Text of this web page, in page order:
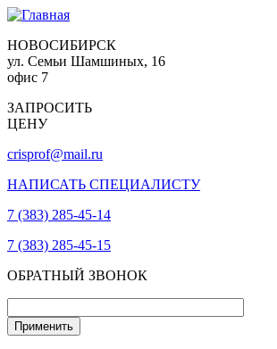
НОВОСИБИРСК
ул. Семьи Шамшиных, 16
офис 7
ЗАПРОСИТЬ
ЦЕНУ
crisprof@mail.ru
НАПИСАТЬ СПЕЦИАЛИСТУ
7 (383) 285-45-14
7 (383) 285-45-15
ОБРАТНЫЙ ЗВОНОК